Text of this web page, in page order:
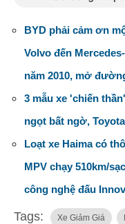
BYD phải cảm ơn
Volvo đến
năm 2010, mở
3 mẫu xe 'chiến
ngọt bất ngờ,
Loạt xe Haima có
MPV chạy 510km/
công nghệ đấu
Tags: Xe Giảm Giá